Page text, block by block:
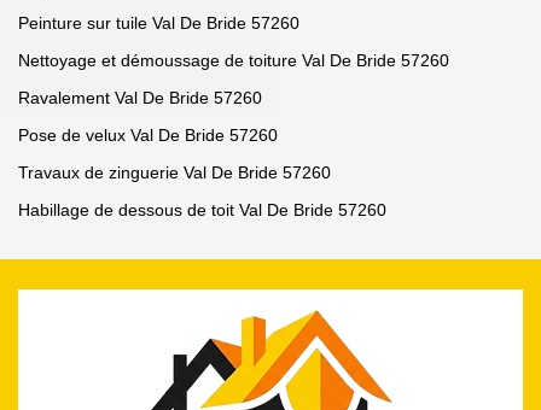
Peinture sur tuile Val De Bride 57260
Nettoyage et démoussage de toiture Val De Bride 57260
Ravalement Val De Bride 57260
Pose de velux Val De Bride 57260
Travaux de zinguerie Val De Bride 57260
Habillage de dessous de toit Val De Bride 57260